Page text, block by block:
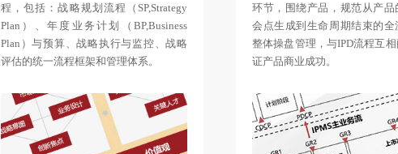
程，包括：战略规划流程（SP,Strategy
Plan）、年度业务计划（BP,Business
Plan）与预算、战略执行与监控、战略
评估的统一流程框架和管理体系。
环节，围绕产品，规范从产品
会点生成到生命周期结束的全
整体操盘管理，与IPD流程互
证产品商业成功。